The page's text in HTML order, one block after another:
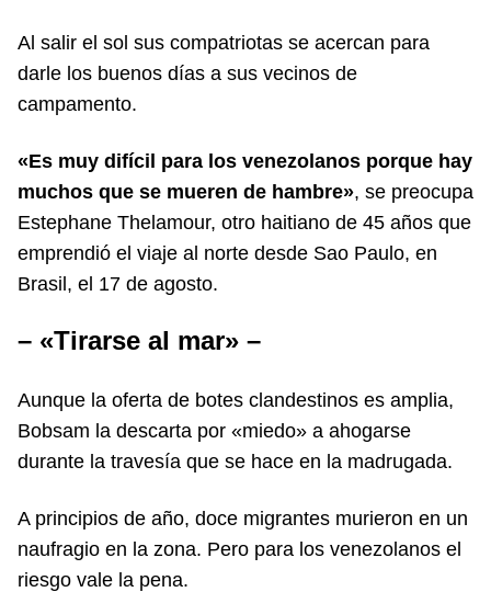
Al salir el sol sus compatriotas se acercan para
darle los buenos días a sus vecinos de
campamento.
«Es muy difícil para los venezolanos porque hay
muchos que se mueren de hambre», se preocupa
Estephane Thelamour, otro haitiano de 45 años que
emprendió el viaje al norte desde Sao Paulo, en
Brasil, el 17 de agosto.
– «Tirarse al mar» –
Aunque la oferta de botes clandestinos es amplia,
Bobsam la descarta por «miedo» a ahogarse
durante la travesía que se hace en la madrugada.
A principios de año, doce migrantes murieron en un
naufragio en la zona. Pero para los venezolanos el
riesgo vale la pena.